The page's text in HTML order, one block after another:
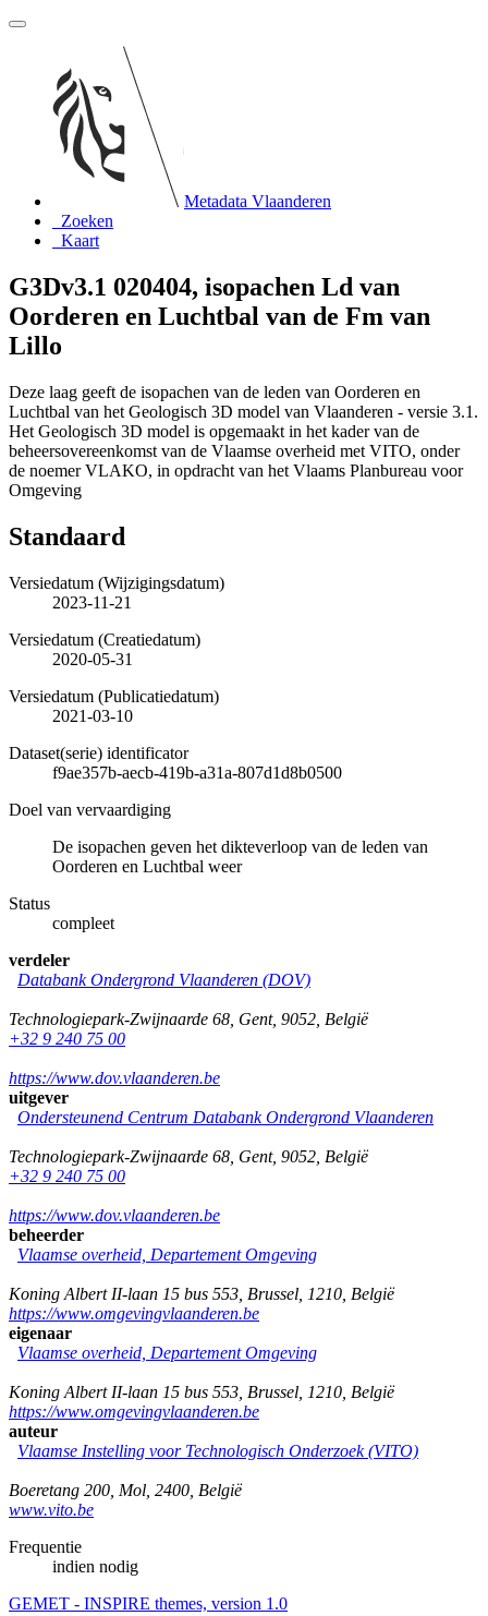
Metadata Vlaanderen
Zoeken
Kaart
G3Dv3.1 020404, isopachen Ld van
Oorderen en Luchtbal van de Fm van
Lillo
Deze laag geeft de isopachen van de leden van Oorderen en
Luchtbal van het Geologisch 3D model van Vlaanderen - versie 3.1.
Het Geologisch 3D model is opgemaakt in het kader van de
beheersovereenkomst van de Vlaamse overheid met VITO, onder
de noemer VLAKO, in opdracht van het Vlaams Planbureau voor
Omgeving
Standaard
Versiedatum (Wijzigingsdatum)
2023-11-21
Versiedatum (Creatiedatum)
2020-05-31
Versiedatum (Publicatiedatum)
2021-03-10
Dataset(serie) identificator
f9ae357b-aecb-419b-a31a-807d1d8b0500
Doel van vervaardiging
De isopachen geven het dikteverloop van de leden van
Oorderen en Luchtbal weer
Status
compleet
verdeler
Databank Ondergrond Vlaanderen (DOV)
Technologiepark-Zwijnaarde 68 Gent, 9052 België
+32 9 240 75 00
https://www.dov.vlaanderen.be
uitgever
Ondersteunend Centrum Databank Ondergrond Vlaanderen
Technologiepark-Zwijnaarde 68 Gent, 9052 België
+32 9 240 75 00
https://www.dov.vlaanderen.be
beheerder
Vlaamse overheid, Departement Omgeving
Koning Albert II-laan 15 bus 553 Brussel 1210 België
https://www.omgevingvlaanderen.be
eigenaar
Vlaamse overheid, Departement Omgeving
Koning Albert II-laan 15 bus 553 Brussel 1210 België
https://www.omgevingvlaanderen.be
auteur
Vlaamse Instelling voor Technologisch Onderzoek (VITO)
Boeretang 200 Mol 2400 België
www.vito.be
Frequentie
indien nodig
GEMET - INSPIRE themes, version 1.0